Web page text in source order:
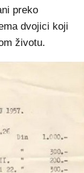
preko
dvojici koji
životu.